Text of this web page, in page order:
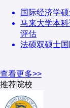
国际经济学
马来大学本
评估
法硕双硕士
查看更多>>
推荐院校